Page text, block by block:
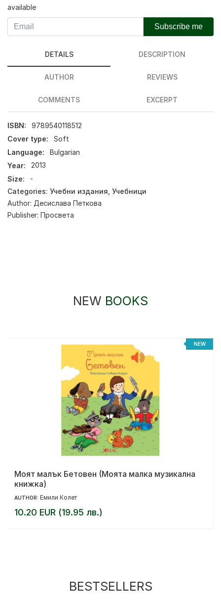
available
Subscribe me
DETAILS DESCRIPTION
AUTHOR REVIEWS
COMMENTS EXCERPT
ISBN:
9789540118512
Cover type:
Soft
Language:
Bulgarian
Year:
2013
Size:
-
Categories: Учебни издания Учебници
Author: Десислава Петкова
Publisher: Просвета
NEW BOOKS
NEW
Моят малък Бетовен (Моята малка музикална
книжка)
AUTHOR: Емили Колет
10.20 EUR (19.95 лв.)
BESTSELLERS